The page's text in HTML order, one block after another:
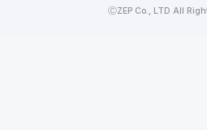
ⒸZEP Co., LTD All